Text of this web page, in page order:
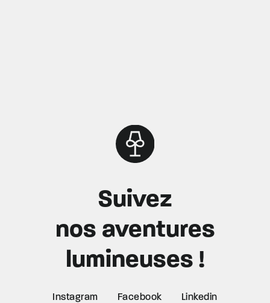
Suivez
nos aventures
lumineuses !
Instagram Facebook Linkedin